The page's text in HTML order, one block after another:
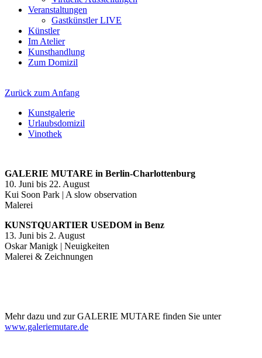
Veranstaltungen
Gastkünstler LIVE
Künstler
Im Atelier
Kunsthandlung
Zum Domizil
Zurück zum Anfang
Kunstgalerie
Urlaubsdomizil
Vinothek
GALERIE MUTARE in Berlin-Charlottenburg
10. Juni bis 22. August
Kui Soon Park | A slow observation
Malerei
KUNSTQUARTIER USEDOM in Benz
13. Juni bis 2. August
Oskar Manigk | Neuigkeiten
Malerei & Zeichnungen
Mehr dazu und zur GALERIE MUTARE finden Sie unter
www.galeriemutare.de